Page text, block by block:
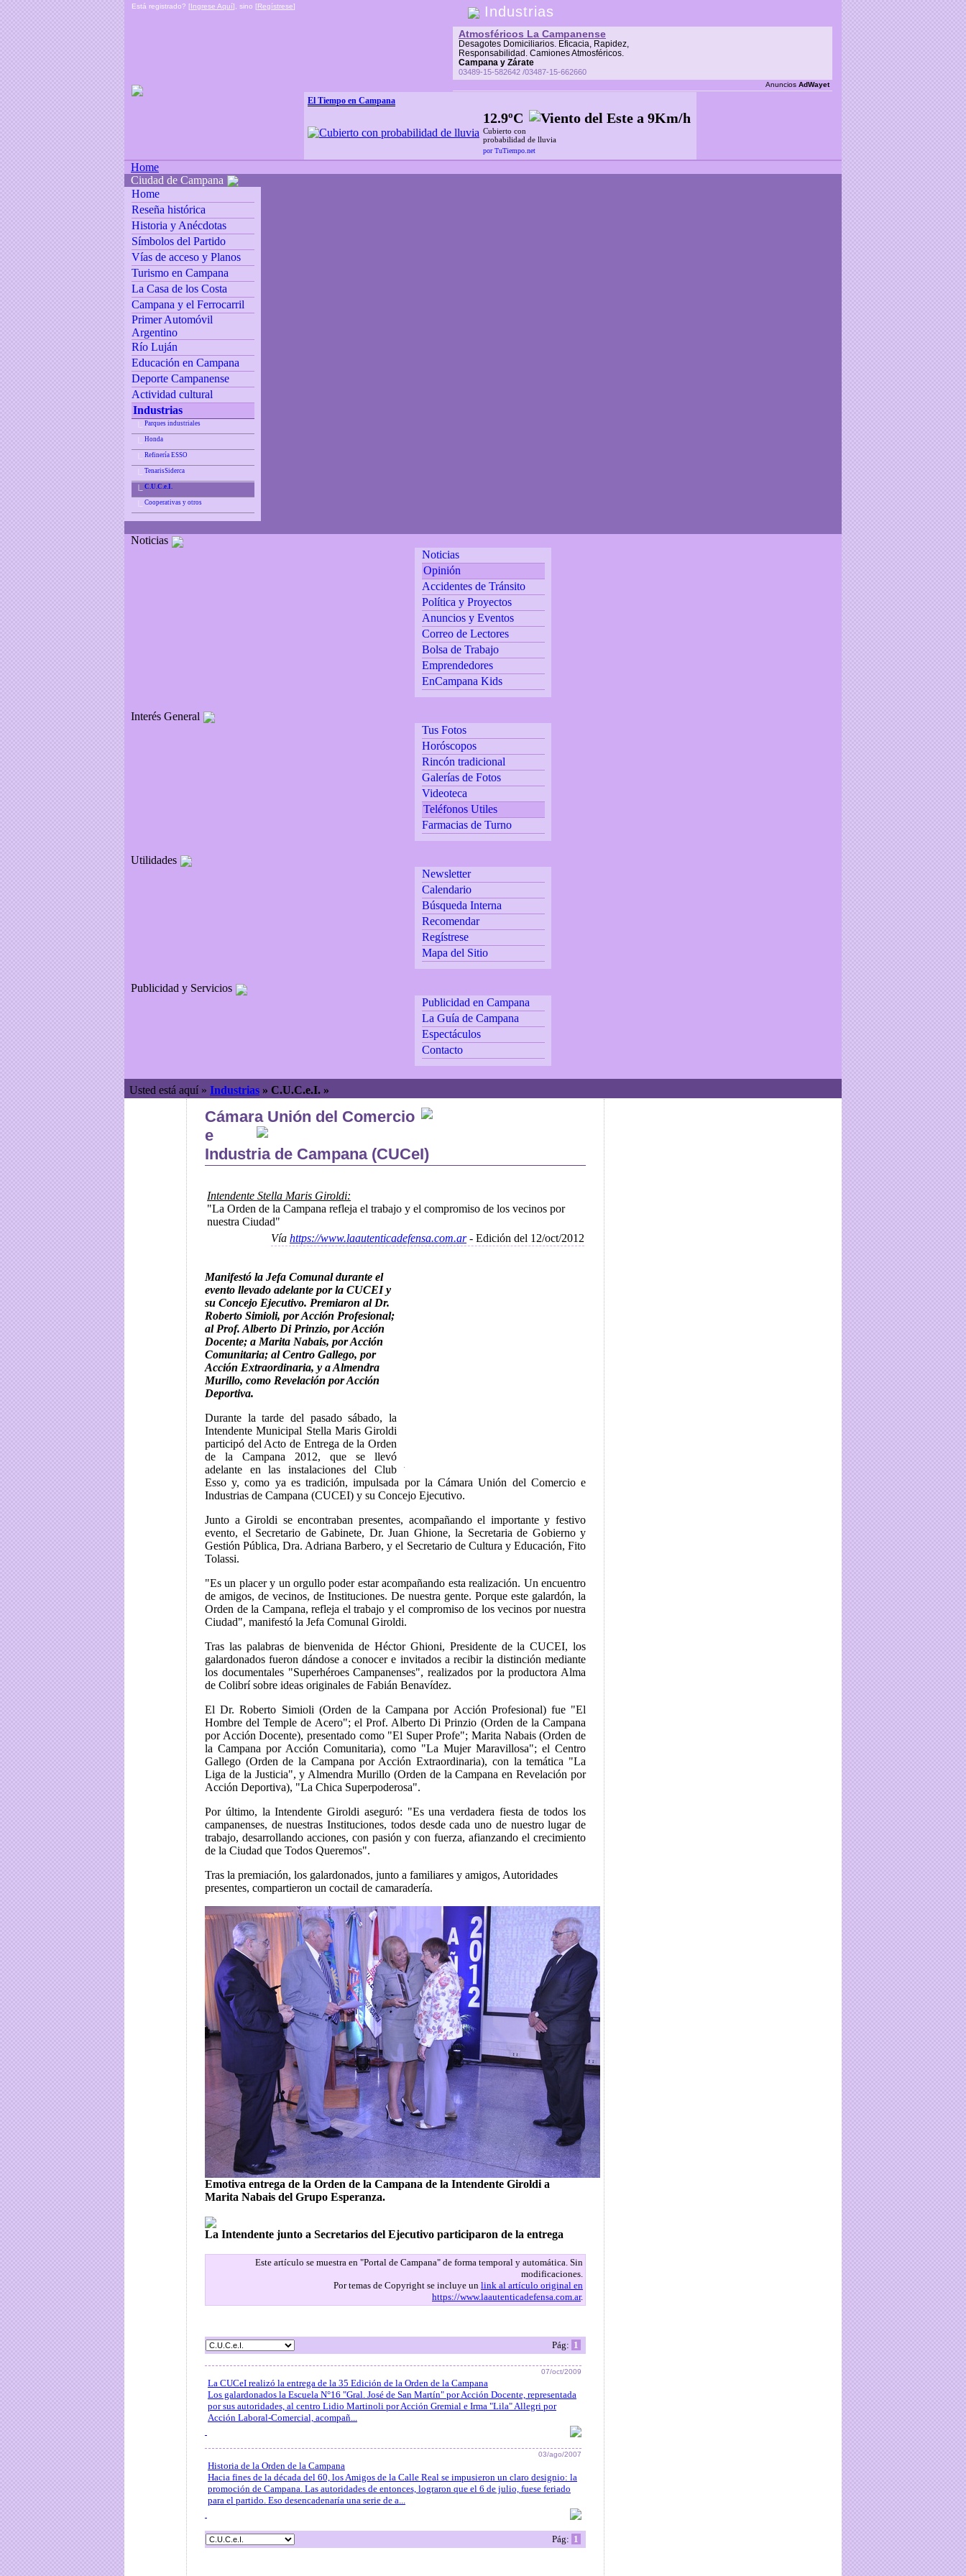
Está registrado? [Ingrese Aquí], sino [Regístrese] Industrias
Atmosféricos La Campanense
Desagotes Domiciliarios. Eficacia, Rapidez,
Responsabilidad. Camiones Atmosféricos.
Campana y Zárate
03489-15-582642 /03487-15-662660
Anuncios AdWayet
El Tiempo en Campana
12.9ºC
Cubierto con
probabilidad de lluvia
por TuTiempo.net
Home
Ciudad de Campana
Home
Reseña histórica
Historia y Anécdotas
Símbolos del Partido
Vías de acceso y Planos
Turismo en Campana
La Casa de los Costa
Campana y el Ferrocarril
Primer Automóvil
Argentino
Río Luján
Educación en Campana
Deporte Campanense
Actividad cultural
Industrias
Parques industriales
Honda
Refinería ESSO
TenarisSiderca
C.U.C.e.I.
Cooperativas y otros
Noticias
Noticias
Opinión
Accidentes de Tránsito
Política y Proyectos
Anuncios y Eventos
Correo de Lectores
Bolsa de Trabajo
Emprendedores
EnCampana Kids
Interés General
Tus Fotos
Horóscopos
Rincón tradicional
Galerías de Fotos
Videoteca
Teléfonos Utiles
Farmacias de Turno
Utilidades
Newsletter
Calendario
Búsqueda Interna
Recomendar
Regístrese
Mapa del Sitio
Publicidad y Servicios
Publicidad en Campana
La Guía de Campana
Espectáculos
Contacto
Usted está aquí » Industrias » C.U.C.e.I. »
Cámara Unión del Comercio
e
Industria de Campana (CUCeI)
Intendente Stella Maris Giroldi:
"La Orden de la Campana refleja el trabajo y el compromiso de los vecinos por
nuestra Ciudad"
Vía https://www.laautenticadefensa.com.ar- Edición del 12/oct/2012
Manifestó la Jefa Comunal durante el
evento llevado adelante por la CUCEI y
su Concejo Ejecutivo. Premiaron al Dr.
Roberto Simioli, por Acción Profesional;
al Prof. Alberto Di Prinzio, por Acción
Docente; a Marita Nabais, por Acción
Comunitaria; al Centro Gallego, por
Acción Extraordinaria, y a Almendra
Murillo, como Revelación por Acción
Deportiva.
Durante la tarde del pasado sábado, la
Intendente Municipal Stella Maris Giroldi
participó del Acto de Entrega de la Orden
de la Campana 2012, que se llevó
adelante en las instalaciones del Club
Esso y, como ya es tradición, impulsada por la Cámara Unión del Comercio e
Industrias de Campana (CUCEI) y su Concejo Ejecutivo.
Junto a Giroldi se encontraban presentes, acompañando el importante y festivo
evento, el Secretario de Gabinete, Dr. Juan Ghione, la Secretaria de Gobierno y
Gestión Pública, Dra. Adriana Barbero, y el Secretario de Cultura y Educación, Fito
Tolassi.
"Es un placer y un orgullo poder estar acompañando esta realización. Un encuentro
de amigos, de vecinos, de Instituciones. De nuestra gente. Porque este galardón, la
Orden de la Campana, refleja el trabajo y el compromiso de los vecinos por nuestra
Ciudad", manifestó la Jefa Comunal Giroldi.
Tras las palabras de bienvenida de Héctor Ghioni, Presidente de la CUCEI, los
galardonados fueron dándose a conocer e invitados a recibir la distinción mediante
los documentales "Superhéroes Campanenses", realizados por la productora Alma
de Colibrí sobre ideas originales de Fabián Benavídez.
El Dr. Roberto Simioli (Orden de la Campana por Acción Profesional) fue "El
Hombre del Temple de Acero"; el Prof. Alberto Di Prinzio (Orden de la Campana
por Acción Docente), presentado como "El Super Profe"; Marita Nabais (Orden de
la Campana por Acción Comunitaria), como "La Mujer Maravillosa"; el Centro
Gallego (Orden de la Campana por Acción Extraordinaria), con la temática "La
Liga de la Justicia", y Almendra Murillo (Orden de la Campana en Revelación por
Acción Deportiva), "La Chica Superpoderosa".
Por último, la Intendente Giroldi aseguró: "Es una verdadera fiesta de todos los
campanenses, de nuestras Instituciones, todos desde cada uno de nuestro lugar de
trabajo, desarrollando acciones, con pasión y con fuerza, afianzando el crecimiento
de la Ciudad que Todos Queremos".
Tras la premiación, los galardonados, junto a familiares y amigos, Autoridades
presentes, compartieron un coctail de camaradería.
Emotiva entrega de la Orden de la Campana de la Intendente Giroldi a
Marita Nabais del Grupo Esperanza.
La Intendente junto a Secretarios del Ejecutivo participaron de la entrega
Este artículo se muestra en "Portal de Campana" de forma temporal y automática. Sin
modificaciones.
Por temas de Copyright se incluye un link al artículo original en
https://www.laautenticadefensa.com.ar.
Pág: 1
07/oct/2009
La CUCeI realizó la entrega de la 35 Edición de la Orden de la Campana
Los galardonados la Escuela N°16 "Gral. José de San Martín" por Acción Docente, representada
por sus autoridades, al centro Lidio Martinoli por Acción Gremial e Irma "Lila" Allegri por
Acción Laboral-Comercial, acompañ...
03/ago/2007
Historia de la Orden de la Campana
Hacia fines de la década del 60, los Amigos de la Calle Real se impusieron un claro designio: la
promoción de Campana. Las autoridades de entonces, lograron que el 6 de julio, fuese feriado
para el partido. Eso desencadenaría una serie de a...
Pág: 1